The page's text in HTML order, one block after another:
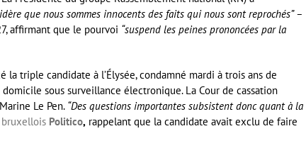
que nous sommes innocents des faits qui nous sont reprochés” –
affirmant que le pourvoi “suspend les peines prononcées par la
la triple candidate à l’Élysée, condamné mardi à trois ans de
sous surveillance électronique. La Cour de cassation
Le Pen. “Des questions importantes subsistent donc quant à la
Politico, rappelant que la candidate avait exclu de faire